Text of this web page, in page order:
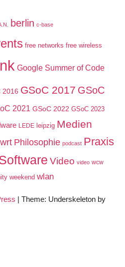
berlin c-base
free networks free wireless
Google Summer of Code
2016 GSoC 2017 GSoC
2021 GSoC 2022 GSoC 2023
LEDE leipzig Medien
Philosophie podcast Praxis
Video video wcw
weekend wlan
| Theme: Underskeleton by